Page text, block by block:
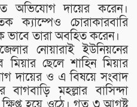
অভিযোগ দায়ের করেন।
ক্যাম্পেও চোরাকারবারি
ভাবে তারা অবহিত করেন।
নোয়ারাই ইউনিয়নের
মিয়ার ছেলে শাহিন মিয়ার
দায়ের ও এ বিষয়ে সংবাদ
মহল্লার বাসিন্দা